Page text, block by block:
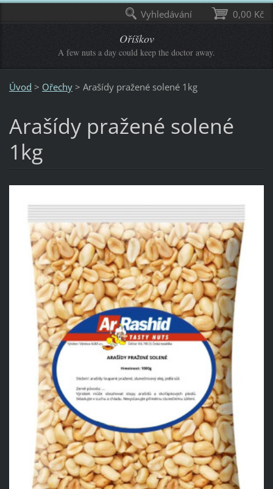
Oříškov
A few nuts a day could keep the doctor away.
Úvod > Ořechy > Arašídy pražené solené 1kg
Arašídy pražené solené
1kg
0,00 Kč
Vyhledávání